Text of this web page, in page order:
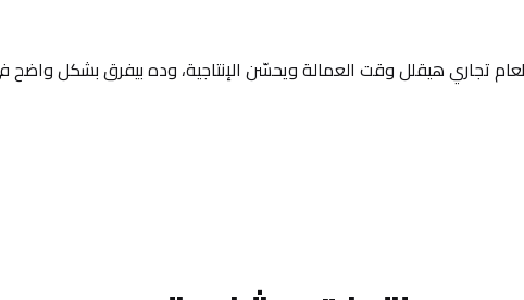
تجاري هيقلل وقت العمالة ويحسّن الإنتاجية، وده بيفرق بشكل